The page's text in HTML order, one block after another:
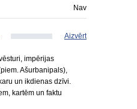
Nav
Aizvērt
impērijas
Ašurbanipals),
un ikdienas dzīvi.
kartēm un faktu